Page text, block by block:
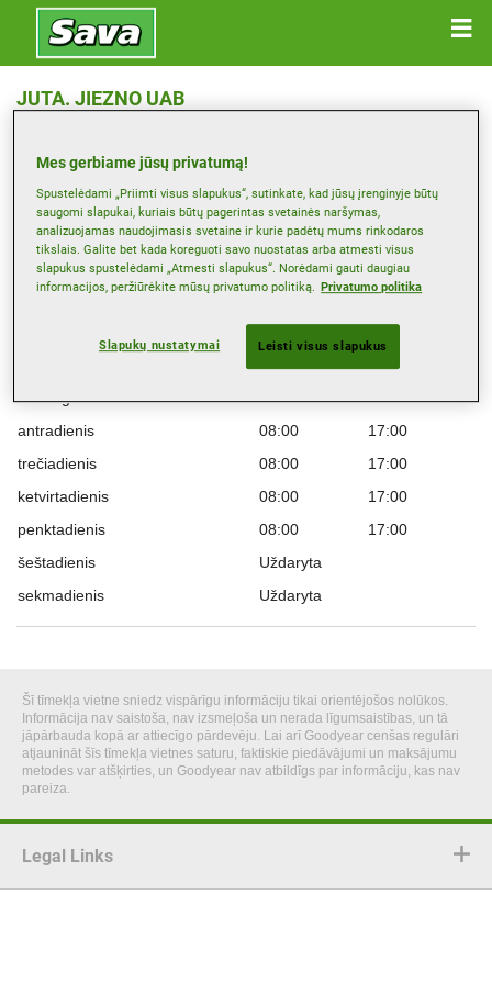
JUTA. JIEZNO UAB
Žemėlapis
Peržiūrėti telefono numerį
jurbarkas@juta.lt
Montag 08:00
17:00
antradienis
08:00
17:00
trečiadienis
08:00
17:00
ketvirtadienis
08:00
17:00
penktadienis
08:00
17:00
šeštadienis
Uždaryta
sekmadienis
Uždaryta
Šī tīmekļa vietne sniedz vispārīgu informāciju tikai orientējošos nolūkos.
Informācija nav saistoša, nav izsmeļoša un nerada līgumsaistības, un tā
jāpārbauda kopā ar attiecīgo pārdevēju. Lai arī Goodyear cenšas regulāri
atjaunināt šīs tīmekļa vietnes saturu, faktiskie piedāvājumi un maksājumu
metodes var atšķirties, un Goodyear nav atbildīgs par informāciju, kas nav
pareiza.
Legal Links
Mes gerbiame jūsų privatumą!
Spustelėdami „Priimti visus slapukus“, sutinkate, kad jūsų įrenginyje būtų
saugomi slapukai, kuriais būtų pagerintas svetainės naršymas,
analizuojamas naudojimasis svetaine ir kurie padėtų mums rinkodaros
tikslais. Galite bet kada koreguoti savo nuostatas arba atmesti visus
slapukus spustelėdami „Atmesti slapukus“. Norėdami gauti daugiau
informacijos, peržiūrėkite mūsų privatumo politiką. Privatumo politika
Slapukų nustatymai Leisti visus slapukus